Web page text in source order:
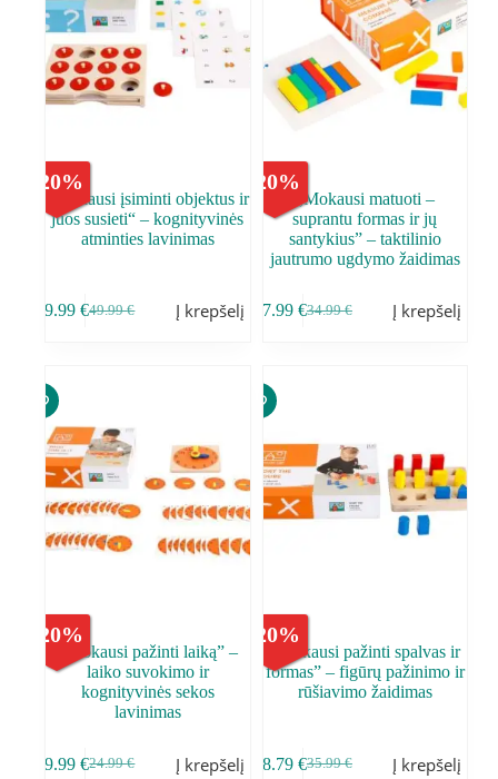
20%
,,Mokausi įsiminti objektus ir
juos susieti“ – kognityvinės
atminties lavinimas
49.99€
39.99€ Į krepšelį
20%
,,Mokausi matuoti –
suprantu formas ir jų
santykius” – taktilinio
jautrumo ugdymo žaidimas
34.99€
27.99 € Į krepšelį
20%
,,Mokausi pažinti laiką” –
laiko suvokimo ir
kognityvinės sekos
lavinimas
24.99€
19.99€ Į krepšelį
20%
,,Mokausi pažinti spalvas ir
formas” – figūrų pažinimo ir
rūšiavimo žaidimas
35.99€
28.79 € Į krepšelį